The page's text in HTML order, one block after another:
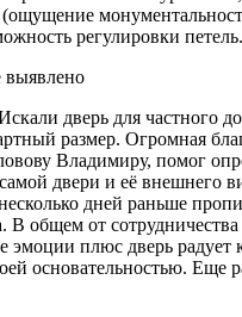
(ощущение
регулировки петель.
выявлено
дверь для частного
размер. Огромная
Владимиру, помог
двери и её внешнего
дней раньше
В общем от сотрудничества
эмоции плюс дверь радует
основательностью. Еще